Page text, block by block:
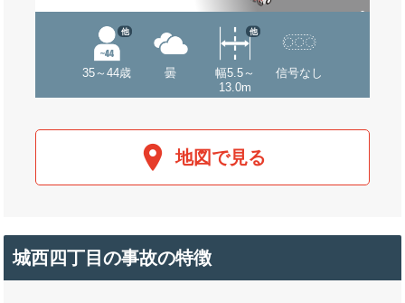
35～44歳
他
曇
幅5.5～
13.0m
他
信号なし
地図で見る
城西四丁目の事故の特徴